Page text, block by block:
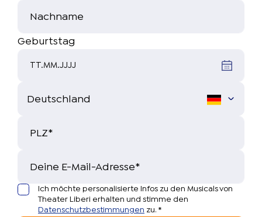
Nachname
Geburtstag
TT.MM.JJJJ
PLZ*
Deine E-Mail-Adresse*
Ich möchte personalisierte Infos zu den Musicals von
Theater Liberi erhalten und stimme den
Datenschutzbestimmungen zu. *